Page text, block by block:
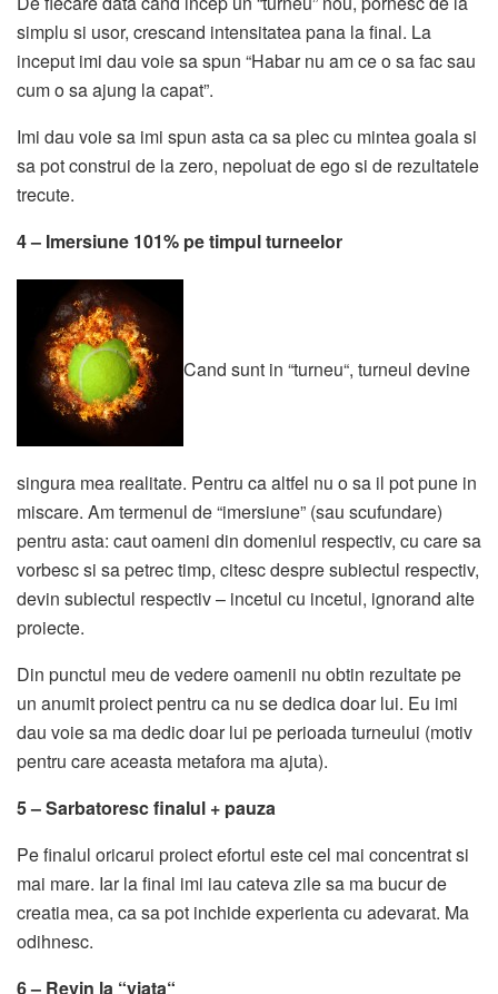
simplu si usor, crescand intensitatea pana la final. La
inceput imi dau voie sa spun “Habar nu am ce o sa fac sau
cum o sa ajung la capat”.
Imi dau voie sa imi spun asta ca sa plec cu mintea goala si
sa pot construi de la zero, nepoluat de ego si de rezultatele
trecute.
4 – Imersiune 101% pe timpul turneelor
Cand sunt in “turneu“, turneul devine
singura mea realitate. Pentru ca altfel nu o sa il pot pune in
miscare. Am termenul de “imersiune” (sau scufundare)
pentru asta: caut oameni din domeniul respectiv, cu care sa
vorbesc si sa petrec timp, citesc despre subiectul respectiv,
devin subiectul respectiv – incetul cu incetul, ignorand alte
proiecte.
Din punctul meu de vedere oamenii nu obtin rezultate pe
un anumit proiect pentru ca nu se dedica doar lui. Eu imi
dau voie sa ma dedic doar lui pe perioada turneului (motiv
pentru care aceasta metafora ma ajuta).
5 – Sarbatoresc finalul + pauza
Pe finalul oricarui proiect efortul este cel mai concentrat si
mai mare. Iar la final imi iau cateva zile sa ma bucur de
creatia mea, ca sa pot inchide experienta cu adevarat. Ma
odihnesc.
6 – Revin la “viata“